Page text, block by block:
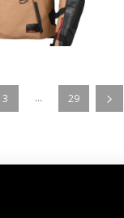
3 ... 29